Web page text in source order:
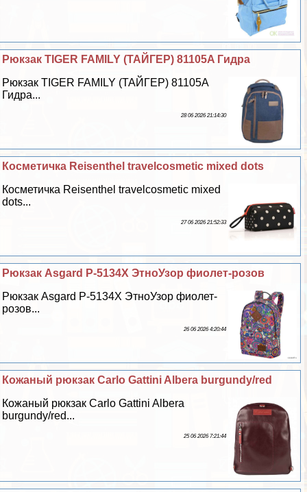
Рюкзак TIGER FAMILY (ТАЙГЕР) 81105A Гидра
Рюкзак TIGER FAMILY (ТАЙГЕР) 81105A
Гидра...
28 06 2026 21:14:30
Косметичка Reisenthel travelcosmetic mixed dots
Косметичка Reisenthel travelcosmetic mixed
dots...
27 06 2026 21:52:33
Рюкзак Asgard Р-5134Х ЭтноУзор фиолет-розов
Рюкзак Asgard Р-5134Х ЭтноУзор фиолет-
розов...
26 06 2026 4:20:44
Кожаный рюкзак Carlo Gattini Albera burgundy/red
Кожаный рюкзак Carlo Gattini Albera
burgundy/red...
25 06 2026 7:21:44